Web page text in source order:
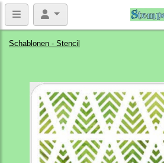
Schablonen - Stencil